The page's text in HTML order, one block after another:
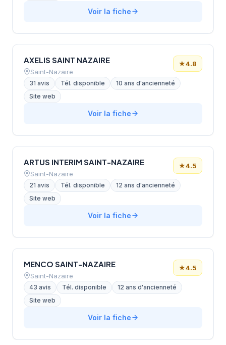
Voir la fiche
AXELIS SAINT NAZAIRE
Saint-Nazaire
★4.8
31 avis Tél. disponible
10 ans d'ancienneté
Site web
Voir la fiche
ARTUS INTERIM SAINT-NAZAIRE
Saint-Nazaire
★4.5
21 avis Tél. disponible
12 ans d'ancienneté
Site web
Voir la fiche
MENCO SAINT-NAZAIRE
Saint-Nazaire
★4.5
43 avis Tél. disponible
12 ans d'ancienneté
Site web
Voir la fiche